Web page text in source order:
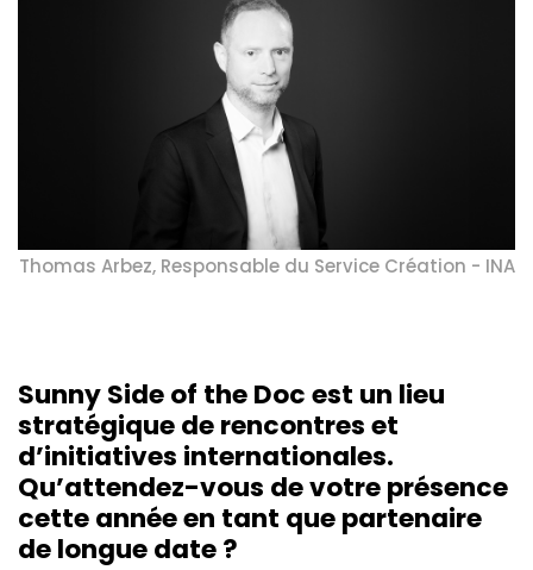
Thomas Arbez, Responsable du Service Création - INA
Sunny Side of the Doc est un lieu
stratégique de rencontres et
d’initiatives internationales.
Qu’attendez-vous de votre présence
cette année en tant que partenaire
de longue date ?